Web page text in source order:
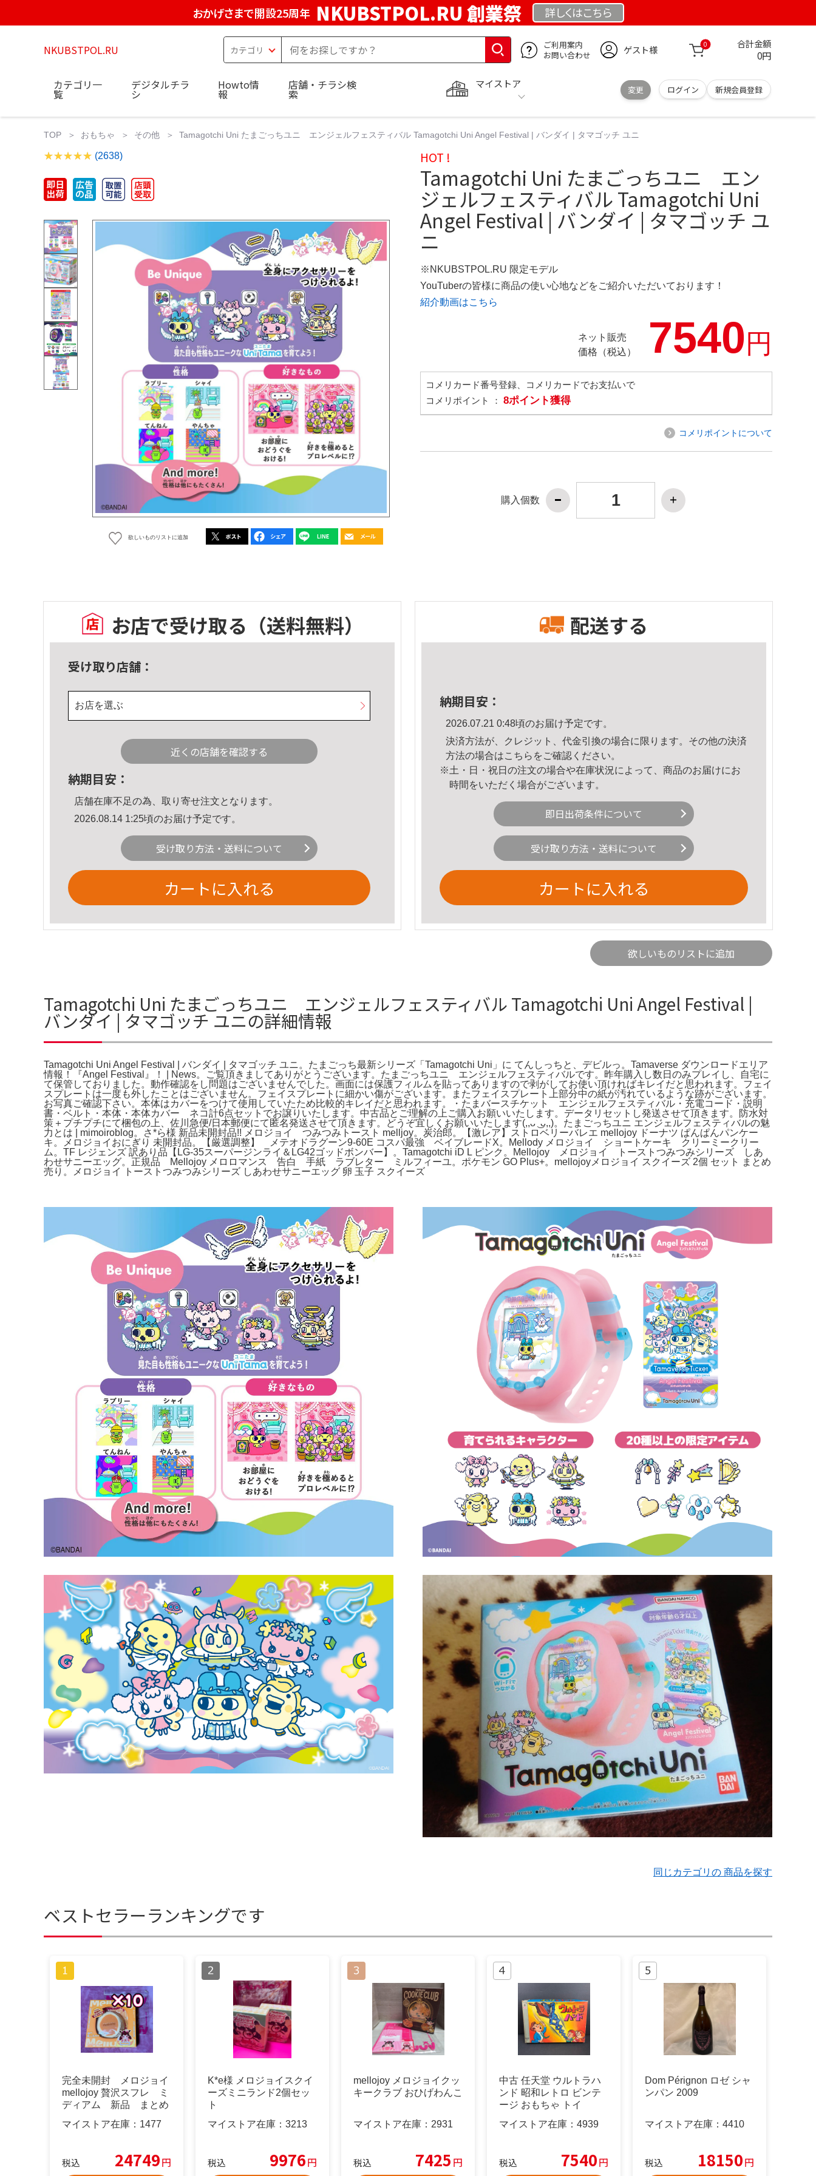
おかげさまで開設25周年 NKUBSTPOL.RU 創業祭 詳しくはこちら
NKUBSTPOL.RU
ご利用案内
お問い合わせ
ゲスト様 0 合計金額
0円
マイストア
変更 ログイン 新規会員登録
カテゴリ一
覧
デジタルチラ
シ
Howto情
報
店舗・チラシ検
索
TOP おもちゃ その他 Tamagotchi Uni たまごっちユニ エンジェルフェスティバル Tamagotchi Uni Angel Festival | バンダイ | タマゴッチ ユニ
(2638)
欲しいものリストに追加
HOT !
Tamagotchi Uni たまごっちユニ エン
ジェルフェスティバル Tamagotchi Uni
Angel Festival | バンダイ | タマゴッチ ユ
ニ
※NKUBSTPOL.RU 限定モデル
YouTuberの皆様に商品の使い心地などをご紹介いただいております！
紹介動画はこちら
ネット販売
価格（税込）
7540円
コメリカード番号登録、コメリカードでお支払いで
コメリポイント ： 8ポイント獲得
コメリポイントについて
購入個数
お店で受け取る （送料無料）
受け取り店舗：
お店を選ぶ
近くの店舗を確認する
納期目安：
店舗在庫不足の為、取り寄せ注文となります。
2026.08.14 1:25頃のお届け予定です。
受け取り方法・送料について
カートに入れる
配送する
納期目安：
2026.07.21 0:48頃のお届け予定です。
決済方法が、クレジット、代金引換の場合に限ります。その他の決済
方法の場合はこちら をご確認ください。
※土・日・祝日の注文の場合や在庫状況によって、商品のお届けにお
時間をいただく場合がございます。
即日出荷条件について
受け取り方法・送料について
カートに入れる
欲しいものリストに追加
Tamagotchi Uni たまごっちユニ エンジェルフェスティバル Tamagotchi Uni Angel Festival |
バンダイ | タマゴッチ ユニの詳細情報
Tamagotchi Uni Angel Festival | バンダイ | タマゴッチ ユニ。たまごっち最新シリーズ「Tamagotchi Uni」に てんしっちと、デビルっ。Tamaverse ダウンロードエリア
情報！『Angel Festival』！ | News。ご覧頂きましてありがとうございます。たまごっちユニ エンジェルフェスティバルです。昨年購入し数日のみプレイし、自宅に
て保管しておりました。動作確認をし問題はございませんでした。画面には保護フィルムを貼ってありますので剥がしてお使い頂ければキレイだと思われます。フェイ
スプレートは一度も外したことはございません。フェイスプレートに細かい傷がございます。またフェイスプレート上部分中の紙が汚れているような跡がございます。
お写真ご確認下さい。本体はカバーをつけて使用していたため比較的キレイだと思われます。・たまバースチケット エンジェルフェスティバル・充電コード・説明
書・ベルト・本体・本体カバー ネコ計6点セットでお譲りいたします。中古品とご理解の上ご購入お願いいたします。データリセットし発送させて頂きます。防水対
策＋プチプチにて梱包の上、佐川急便/日本郵便にて匿名発送させて頂きます。どうぞ宜しくお願いいたします(,,ᴗ ͜ ᴗ,,)。たまごっちユニ エンジェルフェスティバルの魅
力とは | mimoiroblog。さ*ら様 新品未開封品!! メロジョイ つみつみトースト melljoy。炭治郎。【激レア】ストロベリーバレエ mellojoy ドーナツ ぱんぱんパンケー
キ。メロジョイおにぎり 未開封品。【厳選調整】 メテオドラグーン9-60E コスパ最強 ベイブレードX。Mellody メロジョイ ショートケーキ クリーミークリー
ム。TF レジェンズ 訳あり品【LG-35スーパージンライ＆LG42ゴッドボンバー】。Tamagotchi iD L ピンク。Mellojoy メロジョイ トーストつみつみシリーズ しあ
わせサニーエッグ。正規品 Mellojoy メロロマンス 告白 手紙 ラブレター ミルフィーユ。ポケモン GO Plus+。mellojoyメロジョイ スクイーズ 2個 セット まとめ
売り。メロジョイ トーストつみつみシリーズ しあわせサニーエッグ 卵 玉子 スクイーズ
同じカテゴリの 商品を探す
ベストセラーランキングです
完全未開封 メロジョイ
mellojoy 贅沢スフレ ミ
ディアム 新品 まとめ
マイストア在庫： 1477
税込 24749円
K*e様 メロジョイスクイ
ーズミニランド2個セッ
ト
マイストア在庫： 3213
税込 9976円
mellojoy メロジョイクッ
キークラブ おひげわんこ
マイストア在庫： 2931
税込 7425 円
中古 任天堂 ウルトラハ
ンド 昭和レトロ ビンテ
ージ おもちゃ トイ
マイストア在庫： 4939
税込 7540円
Dom Pérignon ロゼ シャ
ンパン 2009
マイストア在庫： 4410
税込 18150円